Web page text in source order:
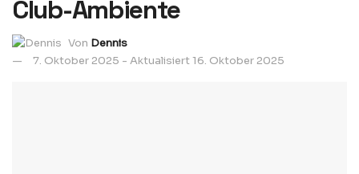
Club-Ambiente
Von Dennis
7. Oktober 2025 - Aktualisiert 16. Oktober 2025